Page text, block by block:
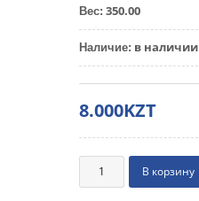
Вес: 350.00
Наличие: в наличии
8.000KZT